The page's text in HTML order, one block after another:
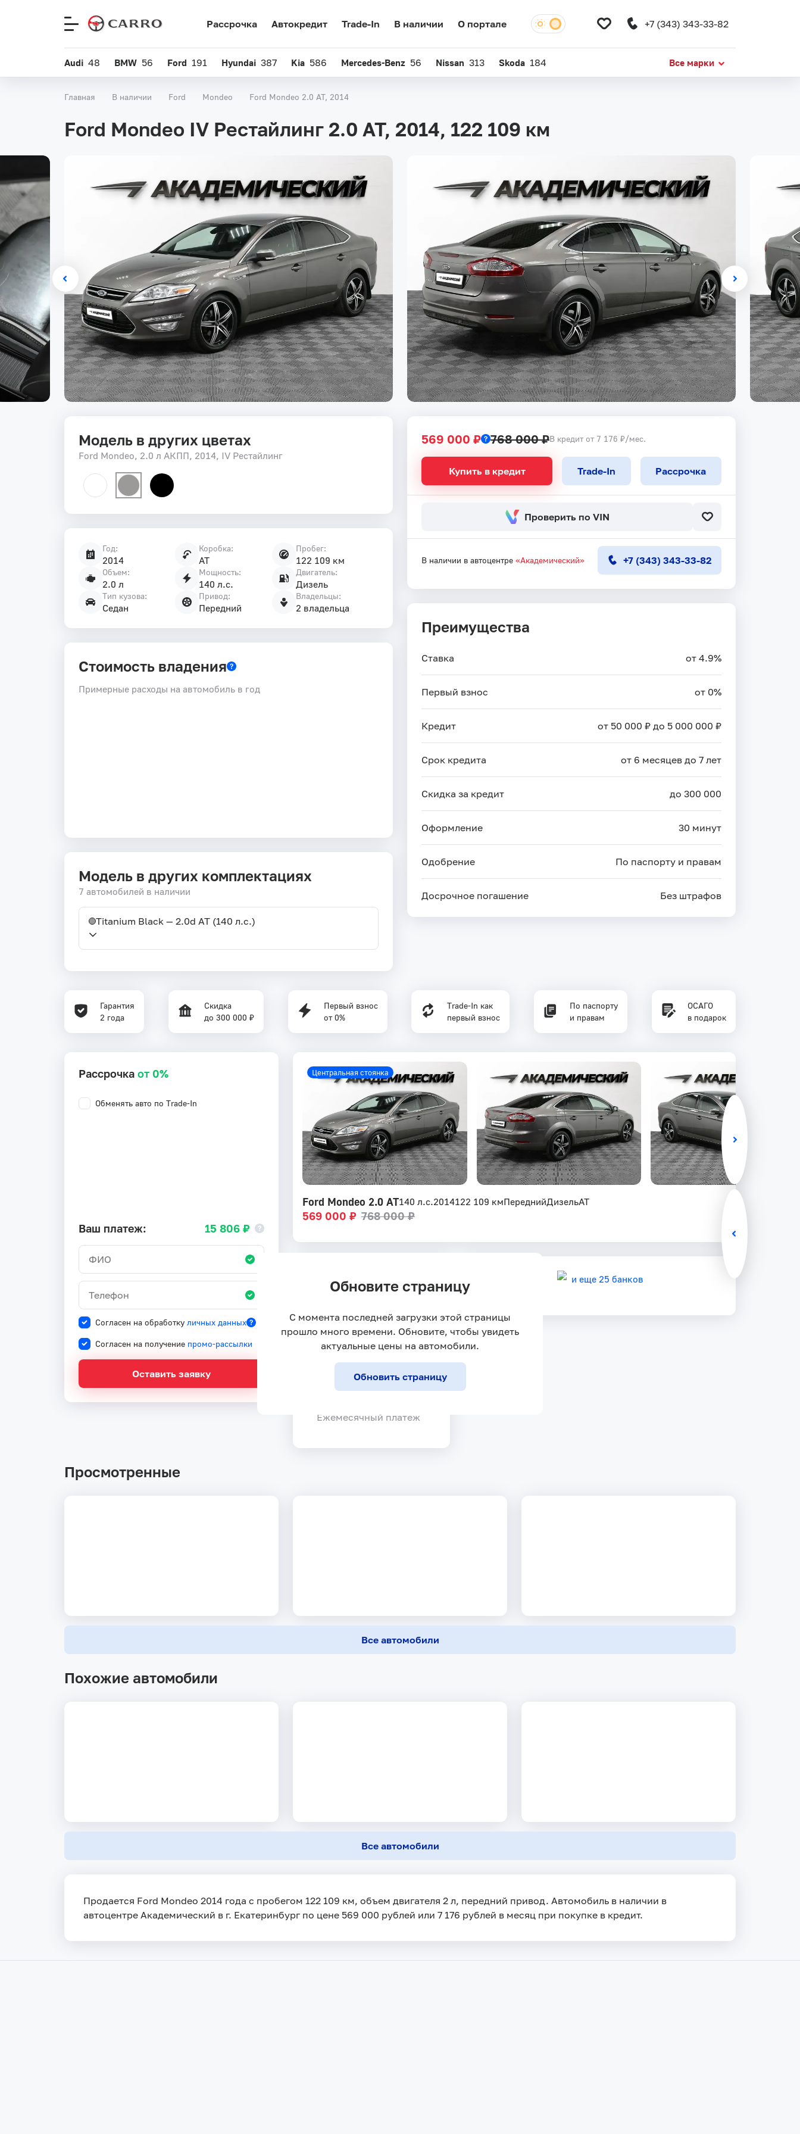
Рассрочка Автокредит Trade-In В наличии О портале +7 (343) 343-33-82
Audi 48 BMW 56 Ford 191 Hyundai 387 Kia 586 Mercedes-Benz 56 Nissan 313 Skoda 184 Все марки
Главная В наличии Ford Mondeo Ford Mondeo 2.0 AT, 2014
Ford Mondeo IV Рестайлинг 2.0 AT, 2014, 122 109 км
569 000 ₽ 768 000 ₽В кредит от 7 176 ₽/мес.
Купить в кредит Trade-In Рассрочка
Проверить по VIN
В наличии в автоцентре «Академический» +7 (343) 343-33-82
Преимущества
Ставка от 4.9%
Первый взнос от 0%
Кредит от 50 000 ₽ до 5 000 000 ₽
Срок кредита от 6 месяцев до 7 лет
Скидка за кредит до 300 000
Оформление 30 минут
Одобрение По паспорту и правам
Досрочное погашение Без штрафов
Модель в других цветах
Ford Mondeo, 2.0 л АКПП, 2014, IV Рестайлинг
Год:
2014
Коробка:
AT
Пробег:
122 109 км
Объем:
2.0 л
Мощность:
140 л.с.
Двигатель:
Дизель
Тип кузова:
Седан
Привод:
Передний
Владельцы:
2 владельца
Стоимость владения
Примерные расходы на автомобиль в год
Модель в других комплектациях
7 автомобилей в наличии
Titanium Black — 2.0d AT (140 л.с.)
Гарантия
2 года
Скидка
до 300 000 ₽
Первый взнос
от 0%
Trade-In как
первый взнос
По паспорту
и правам
ОСАГО
в подарок
Рассрочка от 0%
Обменять авто по Trade-In
Ваш платеж: 15 806 ₽
Согласен на обработку личных данных
Согласен на получение промо-рассылки
Оставить заявку
Ford Mondeo 2.0 AT140 л.с.2014122 109 кмПереднийДизельAT
569 000 ₽ 768 000 ₽
Центральная стоянка
от 0%
Ставка по рассрочке
36 мес
Срок рассрочки
15 806 ₽
Ежемесячный платеж
и еще 25 банков
Просмотренные
Все автомобили
Похожие автомобили
Все автомобили
Продается Ford Mondeo 2014 года с пробегом 122 109 км, объем двигателя 2 л, передний привод. Автомобиль в наличии в
автоцентре Академический в г. Екатеринбург по цене 569 000 рублей или 7 176 рублей в месяц при покупке в кредит.
Обновите страницу
С момента последней загрузки этой страницы
прошло много времени. Обновите, чтобы увидеть
актуальные цены на автомобили.
Обновить страницу